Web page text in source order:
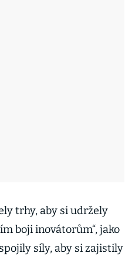
trhy, aby si udržely
boji inovátorům“, jako
síly, aby si zajistily